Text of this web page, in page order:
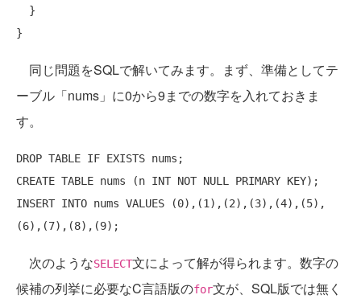
同じ問題をSQLで解いてみます。まず、準備としてテ
ーブル「nums」に0から9までの数字を入れておきま
す。
DROP TABLE
CREATE TABLE nums (n INT NOT NULL PRIMARY KEY
INSERT INTO nums VALUES (0),(1),(2),(3),(4),(5),
次のようなSELECT文によって解が得られます。数字の
候補の列挙に必要なC言語版のfor文が、SQL版では無く